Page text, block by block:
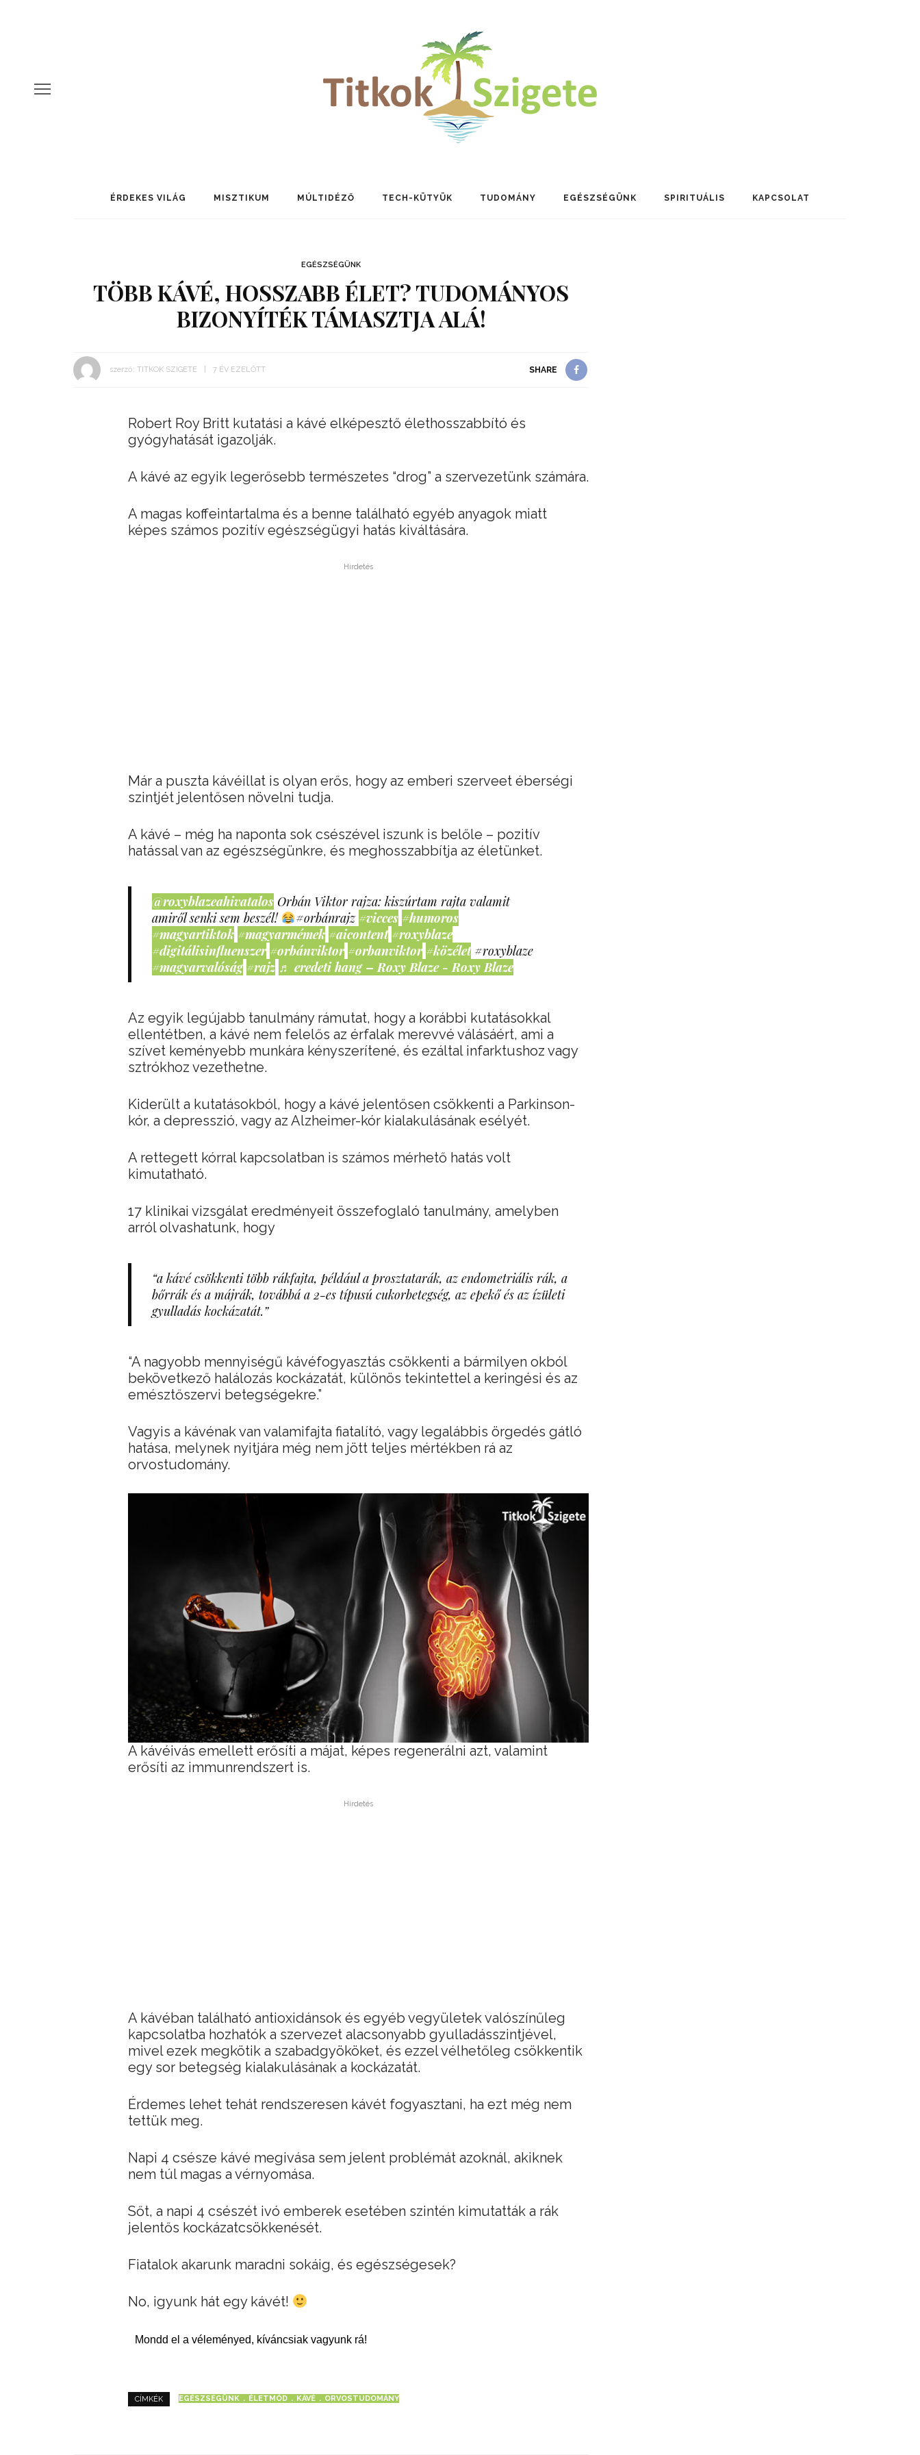
ÉRDEKES VILÁG MISZTIKUM MÚLTIDÉZŐ TECH-KÜTYÜK TUDOMÁNY EGÉSZSÉGÜNK SPIRITUÁLIS KAPCSOLAT
EGÉSZSÉGÜNK
TÖBB KÁVÉ, HOSSZABB ÉLET? TUDOMÁNYOS
BIZONYÍTÉK TÁMASZTJA ALÁ!
szerző: TITKOK SZIGETE 7 ÉV EZELŐTT SHARE
Robert Roy Britt kutatási a kávé elképesztő élethosszabbító és
gyógyhatását igazolják.
A kávé az egyik legerősebb természetes “drog” a szervezetünk számára.
A magas koffeintartalma és a benne található egyéb anyagok miatt
képes számos pozitív egészségügyi hatás kiváltására.
Hirdetés
Már a puszta kávéillat is olyan erős, hogy az emberi szerveet éberségi
szintjét jelentősen növelni tudja.
A kávé – még ha naponta sok csészével iszunk is belőle – pozitív
hatással van az egészségünkre, és meghosszabbítja az életünket.
@roxyblazeahivatalos Orbán Viktor rajza: kiszúrtam rajta valamit
amiről senki sem beszél!
#orbánrajz #vicces #humoros
#magyartiktok #magyarmémek #aicontent #roxyblaze
#digitálisinfluenszer #orbánviktor #orbanviktor #közélet #roxyblaze
#magyarvalóság #rajz ♬ eredeti hang – Roxy Blaze - Roxy Blaze
Az egyik legújabb tanulmány rámutat, hogy a korábbi kutatásokkal
ellentétben, a kávé nem felelős az érfalak merevvé válásáért, ami a
szívet keményebb munkára kényszerítené, és ezáltal infarktushoz vagy
sztrókhoz vezethetne.
Kiderült a kutatásokból, hogy a kávé jelentősen csökkenti a Parkinson-
kór, a depresszió, vagy az Alzheimer-kór kialakulásának esélyét.
A rettegett kórral kapcsolatban is számos mérhető hatás volt
kimutatható.
17 klinikai vizsgálat eredményeit összefoglaló tanulmány, amelyben
arról olvashatunk, hogy
“a kávé csökkenti több rákfajta, például a prosztatarák, az endometriális rák, a
bőrrák és a májrák, továbbá a 2-es típusú cukorbetegség, az epekő és az ízületi
gyulladás kockázatát.”
“A nagyobb mennyiségű kávéfogyasztás csökkenti a bármilyen okból
bekövetkező halálozás kockázatát, különös tekintettel a keringési és az
emésztőszervi betegségekre.”
Vagyis a kávénak van valamifajta fiatalító, vagy legalábbis örgedés gátló
hatása, melynek nyitjára még nem jött teljes mértékben rá az
orvostudomány.
A kávéivás emellett erősíti a májat, képes regenerálni azt, valamint
erősíti az immunrendszert is.
Hirdetés
A kávéban található antioxidánsok és egyéb vegyületek valószínűleg
kapcsolatba hozhatók a szervezet alacsonyabb gyulladásszintjével,
mivel ezek megkötik a szabadgyököket, és ezzel vélhetőleg csökkentik
egy sor betegség kialakulásának a kockázatát.
Érdemes lehet tehát rendszeresen kávét fogyasztani, ha ezt még nem
tettük meg.
Napi 4 csésze kávé megivása sem jelent problémát azoknál, akiknek
nem túl magas a vérnyomása.
Sőt, a napi 4 csészét ivó emberek esetében szintén kimutatták a rák
jelentős kockázatcsökkenését.
Fiatalok akarunk maradni sokáig, és egészségesek?
No, igyunk hát egy kávét!
Mondd el a véleményed, kíváncsiak vagyunk rá!
CÍMKÉK EGÉSZSÉGÜNK ÉLETMÓD KÁVÉ ORVOSTUDOMÁNY